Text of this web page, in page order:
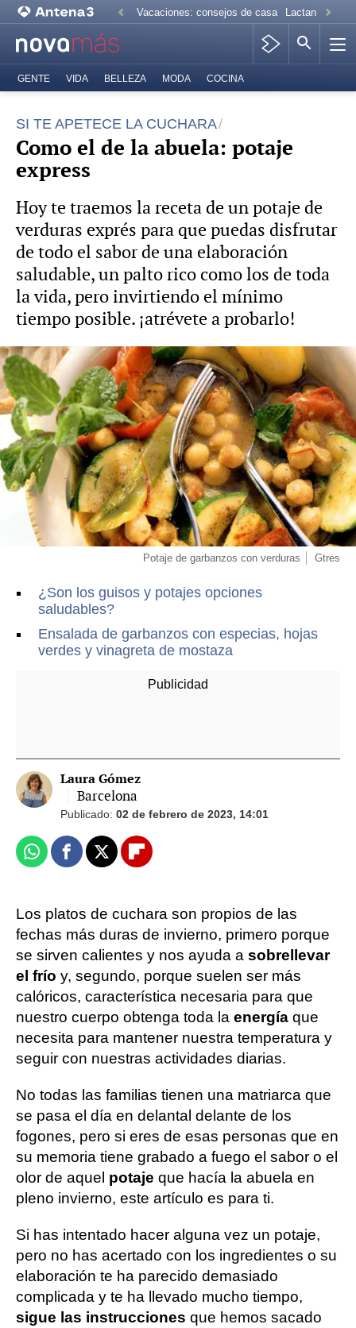
Vacaciones: consejos de casa Lactancia
GENTE VIDA BELLEZA MODA COCINA
SI TE APETECE LA CUCHARA
Como el de la abuela: potaje
express
Hoy te traemos la receta de un potaje de
verduras exprés para que puedas disfrutar
de todo el sabor de una elaboración
saludable, un palto rico como los de toda
la vida, pero invirtiendo el mínimo
tiempo posible. ¡atrévete a probarlo!
Potaje de garbanzos con verduras Gtres
¿Son los guisos y potajes opciones
saludables?
Ensalada de garbanzos con especias, hojas
verdes y vinagreta de mostaza
Laura Gómez
Barcelona
Publicado: 02 de febrero de 2023, 14:01
WhatsappFacebook
X Flipboard
Los platos de cuchara son propios de las
fechas más duras de invierno, primero porque
se sirven calientes y nos ayuda a sobrellevar
el frío y, segundo, porque suelen ser más
calóricos, característica necesaria para que
nuestro cuerpo obtenga toda la energía que
necesita para mantener nuestra temperatura y
seguir con nuestras actividades diarias.
No todas las familias tienen una matriarca que
se pasa el día en delantal delante de los
fogones, pero si eres de esas personas que en
su memoria tiene grabado a fuego el sabor o el
olor de aquel potaje que hacía la abuela en
pleno invierno, este artículo es para ti.
Si has intentado hacer alguna vez un potaje,
pero no has acertado con los ingredientes o su
elaboración te ha parecido demasiado
complicada y te ha llevado mucho tiempo,
sigue las instrucciones que hemos sacado